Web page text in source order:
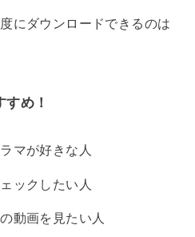
にダウンロードできるのは
め！
マが好きな人
ックしたい人
動画を見たい人